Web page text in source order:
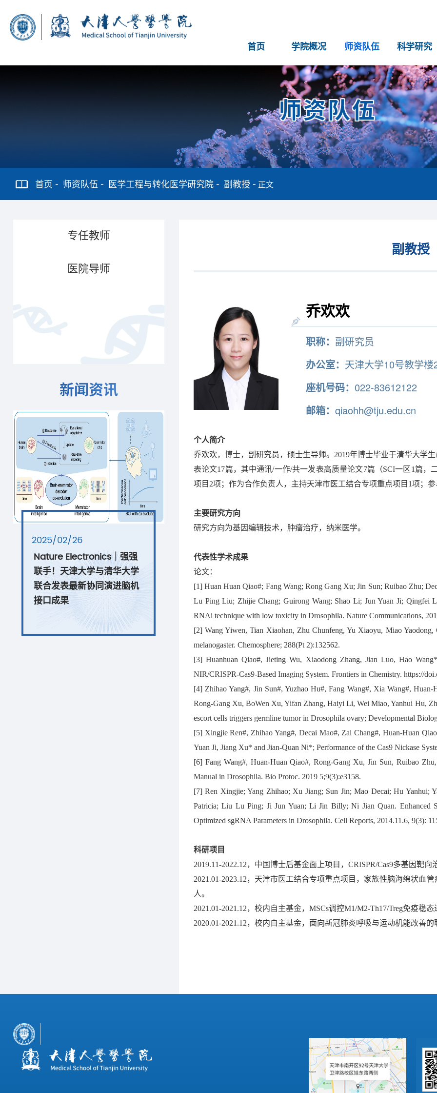
首页 学院概况 师资队伍 科学研究
师资队伍
首页 师资队伍 医学工程与转化医学研究院 副教授 正文
副教授
乔欢欢
职称： 副研究员
办公室： 天津大学10号教学楼
座机号码： 022-83612122
邮箱： qiaohh@tju.edu.cn
个人简介
乔欢欢，博士，副研究员，硕士生导师。2019年博士毕业于清华大学
表论文17篇，其中通讯/一作/共一发表高质量论文7篇（SCI一区1篇
项目2项；作为合作负责人，主持天津市医工结合专项重点项目1项；
主要研究方向
研究方向为基因编辑技术，肿瘤治疗，纳米医学。
代表性学术成果
论文：
[1] Huan Huan Qiao#; Fang Wang; Rong Gang Xu; Jin Sun; Ruibao Zhu;
Lu Ping Liu; Zhijie Chang; Guirong Wang; Shao Li; Jun Yuan Ji; Qingfei
RNAi technique with low toxicity in Drosophila. Nature Communications,
[2] Wang Yiwen, Tian Xiaohan, Zhu Chunfeng, Yu Xiaoyu, Miao
melanogaster. Chemosphere; 288(Pt 2):132562.
[3] Huanhuan Qiao#, Jieting Wu, Xiaodong Zhang, Jian Luo, Hao
NIR/CRISPR-Cas9-Based Imaging System. Frontiers in Chemistry. https://
[4] Zhihao Yang#, Jin Sun#, Yuzhao Hu#, Fang Wang#, Xia Wang#,
Rong-Gang Xu, BoWen Xu, Yifan Zhang, Haiyi Li, Wei Miao, Yanhui Hu,
escort cells triggers germline tumor in Drosophila ovary; Developmental
[5] Xingjie Ren#, Zhihao Yang#, Decai Mao#, Zai Chang#, Huan-Huan
Yuan Ji, Jiang Xu* and Jian-Quan Ni*; Performance of the Cas9 Nickase
[6] Fang Wang#, Huan-Huan Qiao#, Rong-Gang Xu, Jin Sun, Ruibao
Manual in Drosophila. Bio Protoc. 2019 5;9(3):e3158.
[7] Ren Xingjie; Yang Zhihao; Xu Jiang; Sun Jin; Mao Decai; Hu Yanhui;
Patricia; Liu Lu Ping; Ji Jun Yuan; Li Jin Billy; Ni Jian Quan. Enhanced
Optimized sgRNA Parameters in Drosophila. Cell Reports, 2014.11.6, 9(3):
科研项目
2019.11-2022.12，中国博士后基金面上项目，CRISPR/Cas9多基因靶
2021.01-2023.12，天津市医工结合专项重点项目，家族性脑海绵状血
人。
2021.01-2021.12，校内自主基金，MSCs调控M1/M2-Th17/Treg免疫
2020.01-2021.12，校内自主基金，面向新冠肺炎呼吸与运动机能改善
专任教师
医院导师
新闻资讯
2025/02/26
Nature Electronics｜强强
联手！天津大学与清华大学
联合发表最新协同演进脑机
接口成果